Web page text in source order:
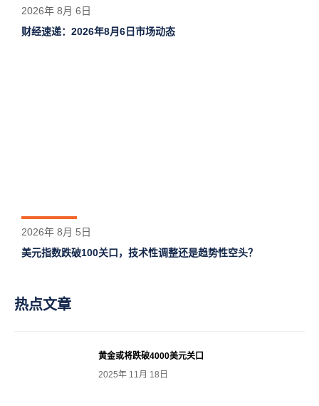
2026年 8月 6日
财经速递：2026年8月6日市场动态
2026年 8月 5日
美元指数跌破100关口，技术性调整还是趋势性空头？
热点文章
黄金或将跌破4000美元关口
2025年 11月 18日